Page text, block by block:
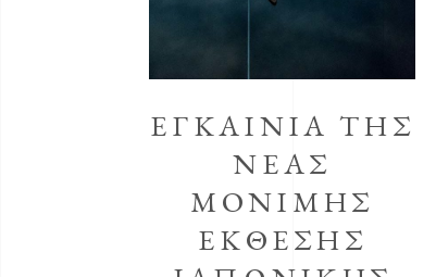
ΕΓΚΑΙΝΙΑ ΤΗΣ
ΝΕΑΣ
ΜΟΝΙΜΗΣ
ΕΚΘΕΣΗΣ